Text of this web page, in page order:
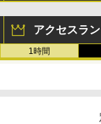
アクセスラ
1時間